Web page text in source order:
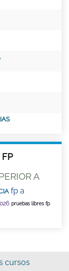
A
fp a
pruebas libres fp
cursos